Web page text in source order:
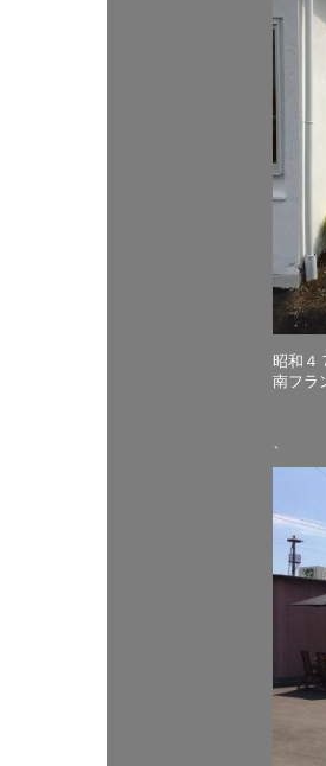
昭和４
南フラ